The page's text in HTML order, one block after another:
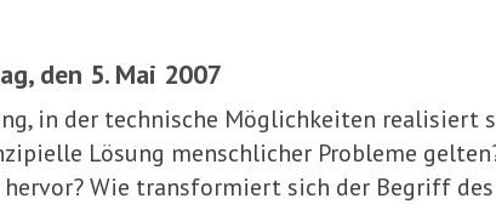
den 5. Mai 2007
in der technische Möglichkeiten realisiert
Lösung menschlicher Probleme
Wie transformiert sich der Begriff des